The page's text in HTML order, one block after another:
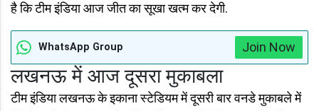
है कि टीम इंडिया आज जीत का सूखा खत्म कर देगी.
WhatsApp Group Join Now
लखनऊ में आज दूसरा मुकाबला
टीम इंडिया लखनऊ के इकाना स्टेडियम में दूसरी बार वनडे मुकाबले में